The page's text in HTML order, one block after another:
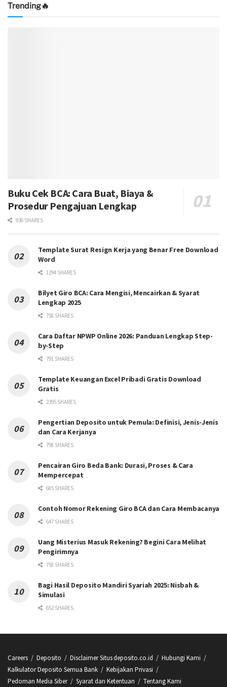
Trending🔥
Buku Cek BCA: Cara Buat, Biaya &
Prosedur Pengajuan Lengkap
936 SHARES
Template Surat Resign Kerja yang Benar Free Download
Word
1294 SHARES
Bilyet Giro BCA: Cara Mengisi, Mencairkan & Syarat
Lengkap 2025
758 SHARES
Cara Daftar NPWP Online 2026: Panduan Lengkap Step-
by-Step
791 SHARES
Template Keuangan Excel Pribadi Gratis Download
Gratis
2395 SHARES
Pengertian Deposito untuk Pemula: Definisi, Jenis-Jenis
dan Cara Kerjanya
798 SHARES
Pencairan Giro Beda Bank: Durasi, Proses & Cara
Mempercepat
685 SHARES
Contoh Nomor Rekening Giro BCA dan Cara Membacanya
647 SHARES
Uang Misterius Masuk Rekening? Begini Cara Melihat
Pengirimnya
758 SHARES
Bagi Hasil Deposito Mandiri Syariah 2025: Nisbah &
Simulasi
652 SHARES
Careers Deposito Disclaimer Situs deposito.co.id
Hubungi Kami
Kalkulator Deposito Semua Bank
Kebijakan Privasi
Pedoman Media Siber
Syarat dan Ketentuan Tentang Kami